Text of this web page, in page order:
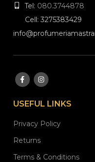
Tel: 080.3744878
Cell: 3275383429
USEFUL LINKS
Privacy Policy
Returns
Terms & Conditions